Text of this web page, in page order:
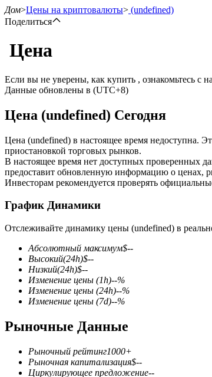
Фьючерсы
USDT-фьючерсы
Дом>Цены на криптовалюты> (undefined)
Поделиться
Цена
Если вы не уверены, как купить , ознакомьтесь с
Данные обновлены в (UTC+8)
Цена (undefined) Сегодня
Цена (undefined) в настоящее время недоступна.
приостановкой торговых рынков.
В настоящее время нет доступных проверенных
предоставит обновленную информацию о ценах,
Инвесторам рекомендуется проверять
График Динамики
Отслеживайте динамику цены (undefined) в
Абсолютный максимум$--
Высокий(24h)$--
Низкий(24h)$--
Изменение цены (1h)--%
Изменение цены (24h)--%
Изменение цены (7d)--%
Рыночные Данные
Рыночный рейтинг1000+
Рыночная капитализация$--
Циркулирующее предложение--